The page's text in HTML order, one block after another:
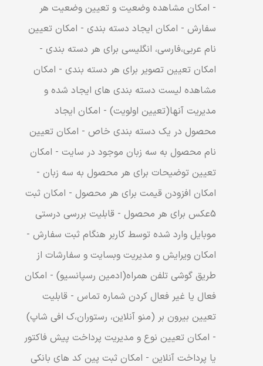
- امکان مشاهده وضعیت و تعیین وضعیت هر
سفارش - امکان ایجاد دسته بندی - امکان تعیین
نام عربی،فارسی، انگلیسی برای هر دسته بندی -
امکان تعیین تصویر برای هر دسته بندی - امکان
مشاهده لیست دسته بندی های ایجاد شده و
مدیریت آنها(تعیین اولویت) - امکان ایجاد
محصول در یک دسته بندی خاص - امکان تعیین
نام محصول به سه زبان موجود در سایت - امکان
تعیین توضیحات برای هر محصول به سه زبان -
امکان افزودن قیمت برای هر محصول - امکان ثبت
5عکس برای هر محصول - قابلیت بررسی درستی
موبایل وارد شده توسط کاربر هنگام ثبت سفارش -
امکان ویرایش و مدیریت وبسایت و سفارشات از
طریق گوشی تلفن همراه(ادمین رسپانسیو) - امکان
فعال یا غیر فعال کردن شماره تماس - قابلیت
تعیین بیرون بر (منو آنلاین، رستوران،ک افی شاپ)
- امکان تعیین نوع و مدیریت پرداخت پیش فاکتور
یا پرداخت آنلاین - امکان ثبت پین کد های بانکی